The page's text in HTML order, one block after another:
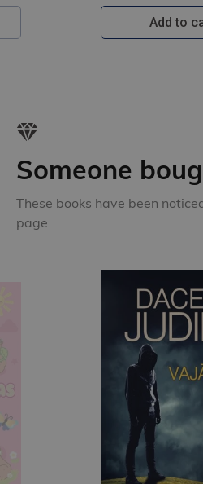
Add to
Someone
These books have been
page